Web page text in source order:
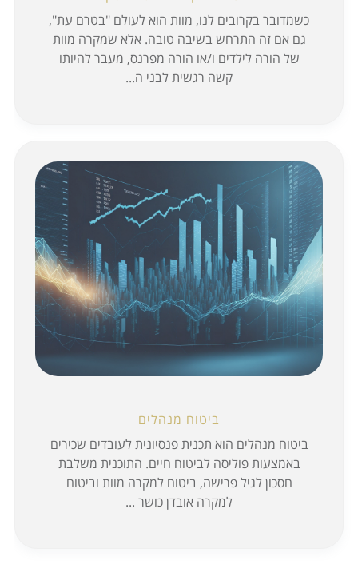
כשמדובר בקרובים לנו, מוות הוא לעולם "בטרם עת",
גם אם זה התרחש בשיבה טובה. אלא שמקרה מוות
של הורה לילדים ו/או הורה מפרנס, מעבר להיותו
קשה רגשית לבני ה...
ביטוח מנהלים
ביטוח מנהלים הוא תכנית פנסיונית לעובדים שכירים
באמצעות פוליסה לביטוח חיים. התוכנית משלבת
חסכון לגיל פרישה, ביטוח למקרה מוות וביטוח
למקרה אובדן כושר ...